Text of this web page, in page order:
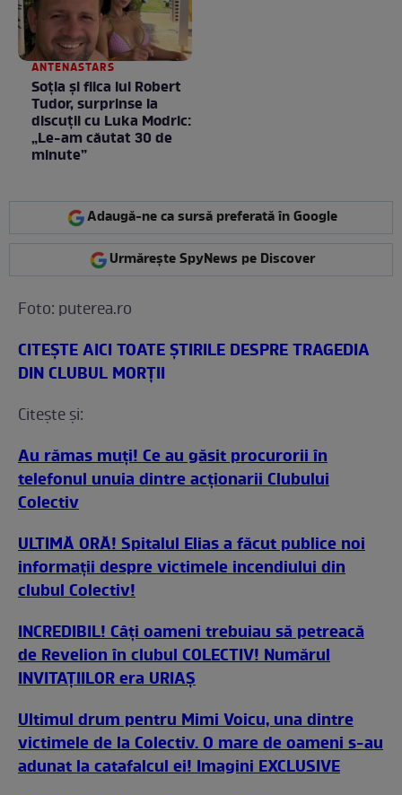
ANTENASTARS
Soția și fiica lui Robert
Tudor, surprinse la
discuții cu Luka Modric:
„Le-am căutat 30 de
minute”
Adaugă-ne ca sursă preferată în Google
Urmărește SpyNews pe Discover
Foto: puterea.ro
CITEŞTE AICI TOATE ŞTIRILE DESPRE TRAGEDIA
DIN CLUBUL MORŢII
Citeşte şi:
Au rămas muţi! Ce au găsit procurorii în
telefonul unuia dintre acţionarii Clubului
Colectiv
ULTIMĂ ORĂ! Spitalul Elias a făcut publice noi
informaţii despre victimele incendiului din
clubul Colectiv!
INCREDIBIL! Câți oameni trebuiau să petreacă
de Revelion în clubul COLECTIV! Numărul
INVITAȚIILOR era URIAȘ
Ultimul drum pentru Mimi Voicu, una dintre
victimele de la Colectiv. O mare de oameni s-au
adunat la catafalcul ei! Imagini EXCLUSIVE